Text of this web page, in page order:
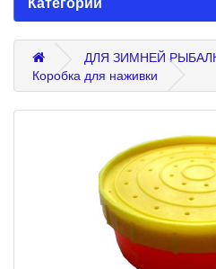
ДЛЯ ЗИМНЕЙ
Коробка для наживки